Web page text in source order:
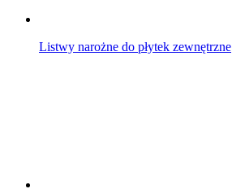
Listwy narożne do płytek zewnętrzne